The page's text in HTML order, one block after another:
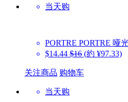
当天购
PORTRE PORTRE 哑
$14.44 $16 (約 ¥97.33)
关注商品 购物车
当天购